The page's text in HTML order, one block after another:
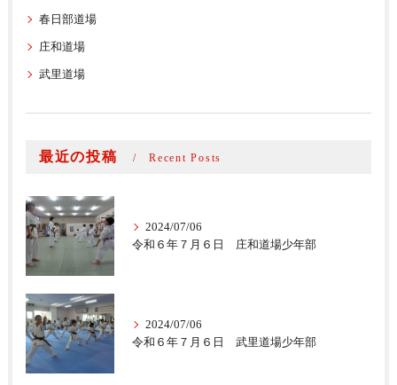
春日部道場
庄和道場
武里道場
最近の投稿 Recent Posts
2024/07/06
令和６年７月６日 庄和道場少年部
2024/07/06
令和６年７月６日 武里道場少年部